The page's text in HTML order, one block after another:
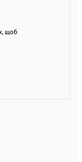
щоб